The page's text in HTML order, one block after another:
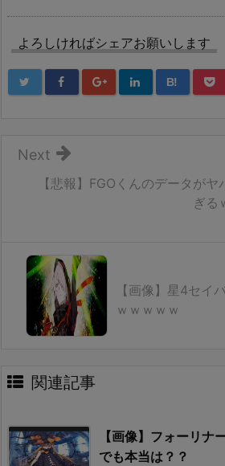
よろしければシェアお願いします
B!
【悲報】FGOくんのデータがヤ
ぎる
Next
【画像】星4セイ
ｗｗｗｗｗ
関連記事
【画像】フォーリ
でも本当は？？